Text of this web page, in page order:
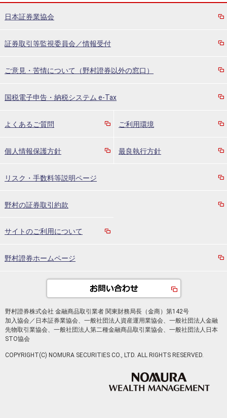
日本証券業協会
証券取引等監視委員会／情報受付
ご意見・苦情について（野村證券以外の窓口）
国税電子申告・納税システム e-Tax
よくあるご質問 ご利用環境
個人情報保護方針 最良執行方針
リスク・手数料等説明ページ
野村の証券取引約款
サイトのご利用について
野村證券ホームページ
野村證券株式会社 金融商品取引業者 関東財務局長（金商）第142号
加入協会／日本証券業協会、一般社団法人資産運用業協会、一般社団法人金融
先物取引業協会、一般社団法人第二種金融商品取引業協会、一般社団法人日本
STO協会
COPYRIGHT(C) NOMURA SECURITIES CO., LTD. ALL RIGHTS RESERVED.